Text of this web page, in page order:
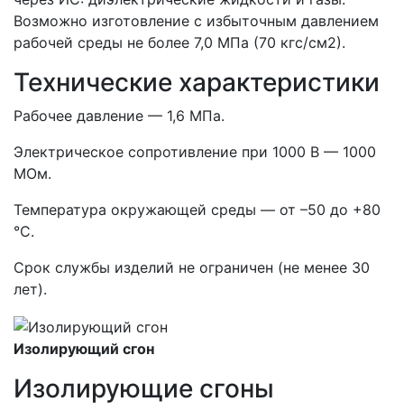
Возможно изготовление с избыточным давлением
рабочей среды не более 7,0 МПа (70 кгс/см2).
Технические характеристики
Рабочее давление — 1,6 МПа.
Электрическое сопротивление при 1000 В — 1000
МОм.
Температура окружающей среды — от –50 до +80
°С.
Срок службы изделий не ограничен (не менее 30
лет).
Изолирующий сгон
Изолирующие сгоны